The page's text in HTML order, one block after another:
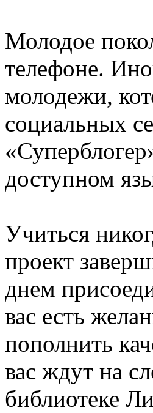
Молодое
телефоне.
молодежи,
социальных
доступном
Учиться
проект
днем
вас есть
пополнить
вас ждут на
библиотеке